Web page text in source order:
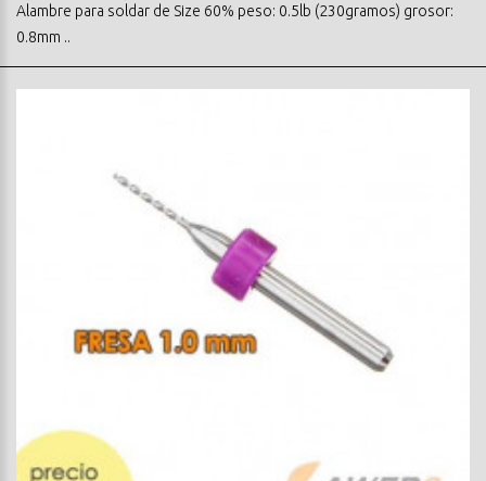
Alambre para soldar de Size 60% peso: 0.5lb (230gramos) grosor:
0.8mm ..